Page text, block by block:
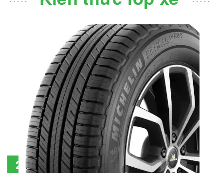
28
Đánh giá lốp Michelin Primacy SUV: Đáng
đầu tư không?